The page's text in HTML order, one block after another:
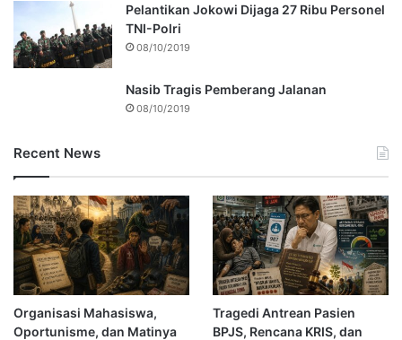
Pelantikan Jokowi Dijaga 27 Ribu Personel
TNI-Polri
08/10/2019
Nasib Tragis Pemberang Jalanan
08/10/2019
Recent News
Organisasi Mahasiswa,
Oportunisme, dan Matinya
Tragedi Antrean Pasien
BPJS, Rencana KRIS, dan